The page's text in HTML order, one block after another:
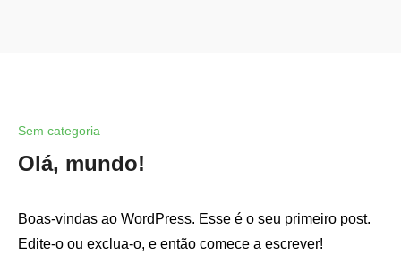
Sem categoria
Olá, mundo!
Boas-vindas ao WordPress. Esse é o seu primeiro post.
Edite-o ou exclua-o, e então comece a escrever!